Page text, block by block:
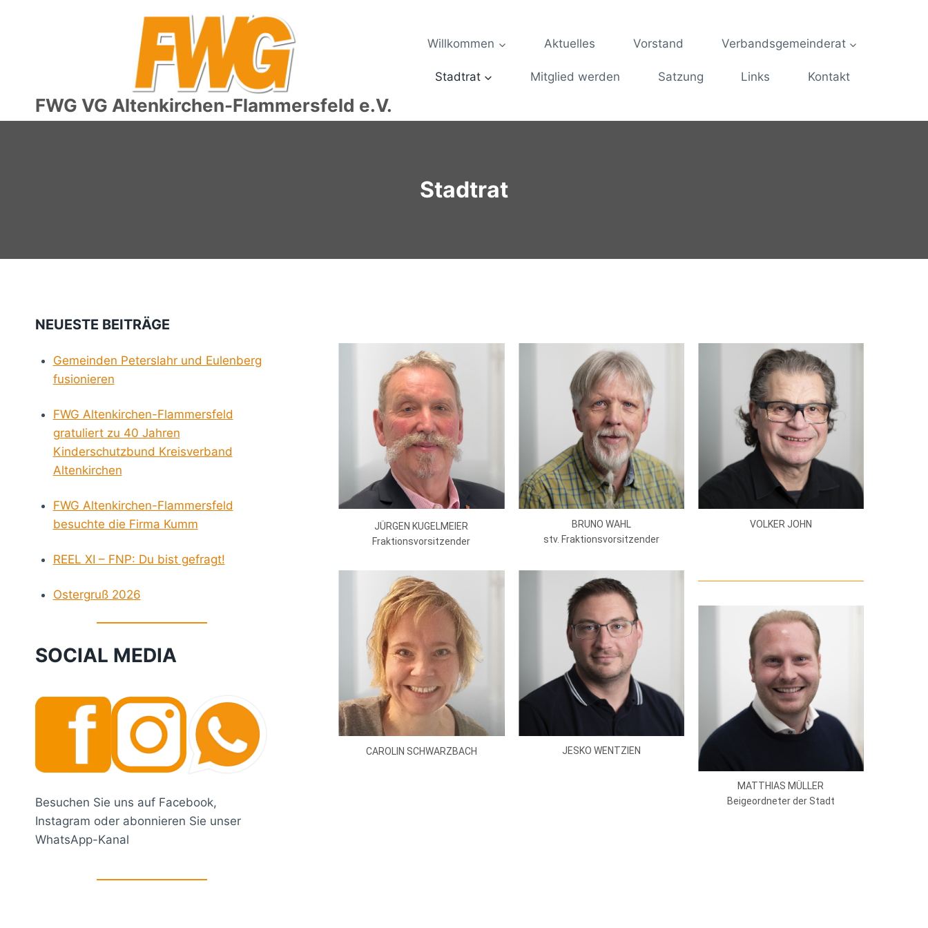
FWG VG Altenkirchen-Flammersfeld e.V.
Willkommen Aktuelles Vorstand Verbandsgemeinderat
Stadtrat Mitglied werden Satzung Links Kontakt
Stadtrat
JÜRGEN KUGELMEIER
Fraktionsvorsitzender
BRUNO WAHL
stv. Fraktionsvorsitzender
VOLKER JOHN
CAROLIN SCHWARZBACH JESKO WENTZIEN
MATTHIAS MÜLLER
Beigeordneter der Stadt
NEUESTE BEITRÄGE
Gemeinden Peterslahr und Eulenberg
fusionieren
FWG Altenkirchen-Flammersfeld
gratuliert zu 40 Jahren
Kinderschutzbund Kreisverband
Altenkirchen
FWG Altenkirchen-Flammersfeld
besuchte die Firma Kumm
REEL XI – FNP: Du bist gefragt!
Ostergruß 2026
SOCIAL MEDIA
Besuchen Sie uns auf Facebook,
Instagram oder abonnieren Sie unser
WhatsApp-Kanal